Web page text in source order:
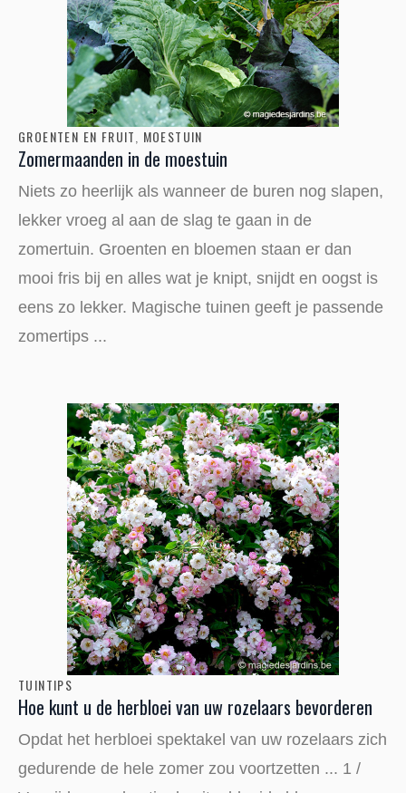
GROENTEN EN FRUIT MOESTUIN
Zomermaanden in de moestuin
Niets zo heerlijk als wanneer de buren nog slapen,
lekker vroeg al aan de slag te gaan in de
zomertuin. Groenten en bloemen staan er dan
mooi fris bij en alles wat je knipt, snijdt en oogst is
eens zo lekker. Magische tuinen geeft je passende
zomertips ...
TUINTIPS
Hoe kunt u de herbloei van uw rozelaars bevorderen
Opdat het herbloei spektakel van uw rozelaars zich
gedurende de hele zomer zou voortzetten ... 1 /